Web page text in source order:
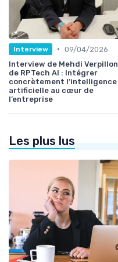
Interview • 09/04/2026
Interview de Mehdi Verpillon
de RPTech AI : Intégrer
concrètement l’intelligence
artificielle au cœur de
l’entreprise
Les plus lus